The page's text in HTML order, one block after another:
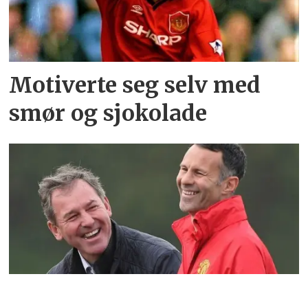
Motiverte seg selv med
smør og sjokolade